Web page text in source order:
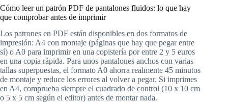
Cómo leer un patrón PDF de pantalones fluidos: lo que hay
que comprobar antes de imprimir
Los patrones en PDF están disponibles en dos formatos de
impresión: A4 con montaje (páginas que hay que pegar entre
sí) o A0 para imprimir en una copistería por entre 2 y 5 euros
en una copia rápida. Para unos pantalones anchos con varias
tallas superpuestas, el formato A0 ahorra realmente 45 minutos
de montaje y reduce los errores al volver a pegar. Si imprimes
en A4, comprueba siempre el cuadrado de control (10 x 10 cm
o 5 x 5 cm según el editor) antes de montar nada.